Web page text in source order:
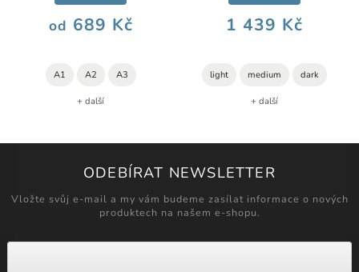
od 689 Kč
A1 A2 A3
+ další
1 439 Kč
light medium dark
+ další
ODEBÍRAT NEWSLETTER
Vložte svůj e-mail a my vám budeme zasílat informace o nových
produktech na našem e-shopu.